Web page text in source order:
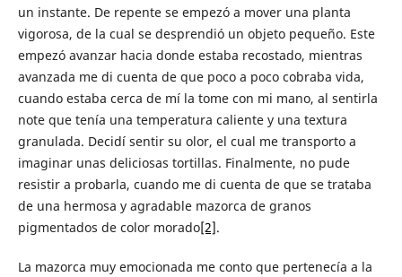
un instante. De repente se empezó a mover una planta
vigorosa, de la cual se desprendió un objeto pequeño. Este
empezó avanzar hacia donde estaba recostado, mientras
avanzada me di cuenta de que poco a poco cobraba vida,
cuando estaba cerca de mí la tome con mi mano, al sentirla
note que tenía una temperatura caliente y una textura
granulada. Decidí sentir su olor, el cual me transporto a
imaginar unas deliciosas tortillas. Finalmente, no pude
resistir a probarla, cuando me di cuenta de que se trataba
de una hermosa y agradable mazorca de granos
pigmentados de color morado[2].
La mazorca muy emocionada me conto que pertenecía a la